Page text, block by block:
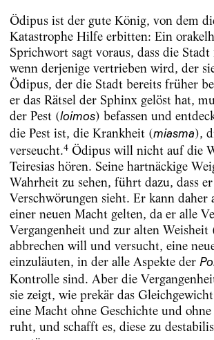
Ödipus ist der gute König, von dem
Katastrophe Hilfe erbitten: Ein
Sprichwort sagt voraus, dass die
wenn derjenige vertrieben wird, der
Ödipus, der die Stadt bereits früher
er das Rätsel der Sphinx gelöst hat,
der Pest (loimos) befassen und
die Pest ist, die Krankheit (miasma),
verseucht.4Ödipus will nicht auf die
Teiresias hören. Seine hartnäckige
Wahrheit zu sehen, führt dazu, dass
Verschwörungen sieht. Er kann daher
einer neuen Macht gelten, da er alle
Vergangenheit und zur alten Weisheit
abbrechen will und versucht, eine
einzuläuten, in der alle Aspekte der
Kontrolle sind. Aber die
sie zeigt, wie prekär das
eine Macht ohne Geschichte und
ruht, und schafft es, diese zu